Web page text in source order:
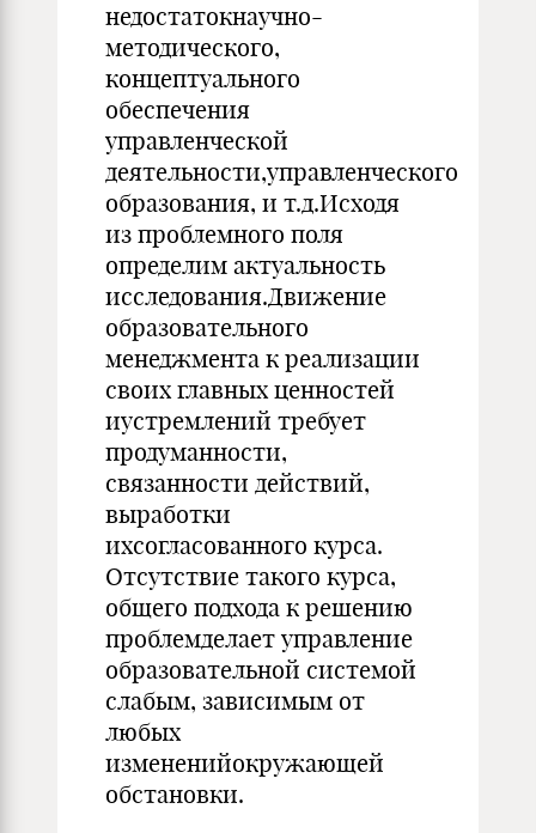
недостатокнаучно-
методического,
концептуального
обеспечения
управленческой
деятельности,управленческого
образования, и т.д.Исходя
из проблемного поля
определим актуальность
исследования.Движение
образовательного
менеджмента к реализации
своих главных ценностей
иустремлений требует
продуманности,
связанности действий,
выработки
ихсогласованного курса.
Отсутствие такого курса,
общего подхода к решению
проблемделает управление
образовательной системой
слабым, зависимым от
любых
измененийокружающей
обстановки.